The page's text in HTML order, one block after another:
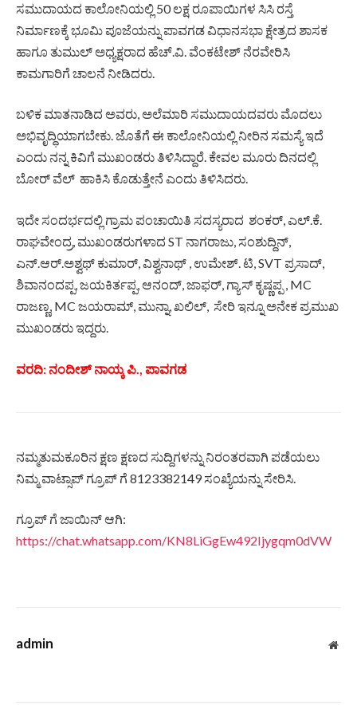
ಸಮುದಾಯದ ಕಾಲೋನಿಯಲ್ಲಿ 50 ಲಕ್ಷ ರೂಪಾಯಿಗಳ ಸಿಸಿ ರಸ್ತೆ
ನಿರ್ಮಾಣಕ್ಕೆ ಭೂಮಿ ಪೂಜೆಯನ್ನು ಪಾವಗಡ ವಿಧಾನಸಭಾ ಕ್ಷೇತ್ರದ ಶಾಸಕ
ಹಾಗೂ ತುಮುಲ್ ಅಧ್ಯಕ್ಷರಾದ ಹೆಚ್.ವಿ. ವೆಂಕಟೇಶ್ ನೆರವೇರಿಸಿ
ಕಾಮಗಾರಿಗೆ ಚಾಲನೆ ನೀಡಿದರು.
ಬಳಿಕ ಮಾತನಾಡಿದ ಅವರು, ಅಲೆಮಾರಿ ಸಮುದಾಯದವರು ಮೊದಲು
ಅಭಿವೃದ್ಧಿಯಾಗಬೇಕು. ಜೊತೆಗೆ ಈ ಕಾಲೋನಿಯಲ್ಲಿ ನೀರಿನ ಸಮಸ್ಯೆ ಇದೆ
ಎಂದು ನನ್ನ ಕಿವಿಗೆ ಮುಖಂಡರು ತಿಳಿಸಿದ್ದಾರೆ. ಕೇವಲ ಮೂರು ದಿನದಲ್ಲಿ
ಬೋರ್ ವೆಲ್ ಹಾಕಿಸಿ ಕೊಡುತ್ತೇನೆ ಎಂದು ತಿಳಿಸಿದರು.
ಇದೇ ಸಂದರ್ಭದಲ್ಲಿ ಗ್ರಾಮ ಪಂಚಾಯಿತಿ ಸದಸ್ಯರಾದ ಶಂಕರ್, ಎಲ್.ಕೆ.
ರಾಘವೇಂದ್ರ, ಮುಖಂಡರುಗಳಾದ ST ನಾಗರಾಜು, ಸಂಶುದ್ದಿನ್,
ಎನ್.ಆರ್.ಅಶ್ವಥ್ ಕುಮಾರ್, ವಿಶ್ವನಾಥ್ , ಉಮೇಶ್. ಟಿ, SVT ಪ್ರಸಾದ್,
ಶಿವಾನಂದಪ್ಪ, ಜಯಕಿರ್ತಪ್ಪ, ಆನಂದ್, ಜಾಫರ್, ಗ್ಯಾಸ್ ಕೃಷ್ಣಪ್ಪ , MC
ರಾಜಣ್ಣ, MC ಜಯರಾಮ್, ಮುನ್ನಾ, ಖಲಿಲ್, ಸೇರಿ ಇನ್ನೂ ಅನೇಕ ಪ್ರಮುಖ
ಮುಖಂಡರು ಇದ್ದರು.
ವರದಿ: ನಂದೀಶ್ ನಾಯ್ಕ ಪಿ., ಪಾವಗಡ
ನಮ್ಮತುಮಕೂರಿನ ಕ್ಷಣ ಕ್ಷಣದ ಸುದ್ದಿಗಳನ್ನು ನಿರಂತರವಾಗಿ ಪಡೆಯಲು
ನಿಮ್ಮ ವಾಟ್ಸಾಪ್ ಗ್ರೂಪ್ ಗೆ 8123382149 ಸಂಖ್ಯೆಯನ್ನು ಸೇರಿಸಿ.
ಗ್ರೂಪ್ ಗೆ ಜಾಯಿನ್ ಆಗಿ:
https://chat.whatsapp.com/KN8LiGgEw492Ijygqm0dVW
admin